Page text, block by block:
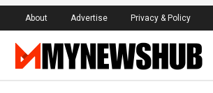
About Advertise Privacy & Policy